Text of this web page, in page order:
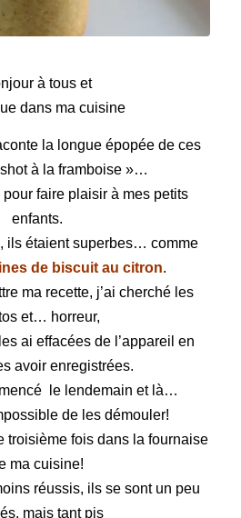
à tous et
dans ma cuisine
la longue épopée de ces
à la framboise »…
faire plaisir à mes petits
enfants.
ils étaient superbes… comme
de biscuit au citron.
ma recette, j’ai cherché les
et… horreur,
ai effacées de l’appareil en
avoir enregistrées.
le lendemain et là…
de les démouler!
troisième fois dans la fournaise
ma cuisine!
réussis, ils se sont un peu
mais tant pis